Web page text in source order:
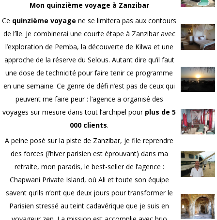
Mon quinzième voyage à Zanzibar
Ce quinzième voyage ne se limitera pas aux contours
de l’île. Je combinerai une courte étape à Zanzibar avec
l’exploration de Pemba, la découverte de Kilwa et une
approche de la réserve du Selous. Autant dire qu’il faut
une dose de technicité pour faire tenir ce programme
en une semaine. Ce genre de défi n’est pas de ceux qui
peuvent me faire peur : l’agence a organisé des
voyages sur mesure dans tout l’archipel pourplus de 5
000 clients.
A peine posé sur la piste de Zanzibar, je file reprendre
des forces (l’hiver parisien est éprouvant) dans ma
retraite, mon paradis, le best-seller de l’agence :
Chapwani Private Island, où Ali et toute son équipe
savent qu’ils n’ont que deux jours pour transformer le
Parisien stressé au teint cadavérique que je suis en